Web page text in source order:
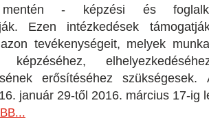
mentén - képzési és
Ezen intézkedések
tevékenységeit, melyek
képzéséhez,
erősítéséhez
január 29-től 2016. március 17-ig